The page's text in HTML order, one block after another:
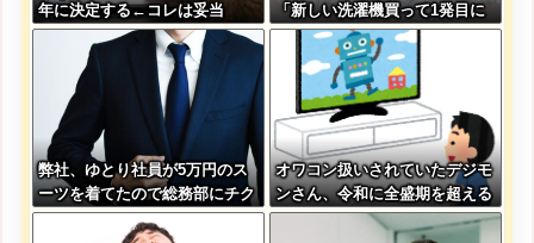
年に決定する←コレは妥当
か？？？？？？？
「新しい洗濯機買って1発目に
回したらコレw」←こwれwはw
w w w w w w w w w
弊社、ゆとり社員が5万円のス
ーツを着てたので総務部にチク
ったったwww
オワコン扱いされていたデジモ
ンさん、令和に全盛期を超える
利益を生み出していた